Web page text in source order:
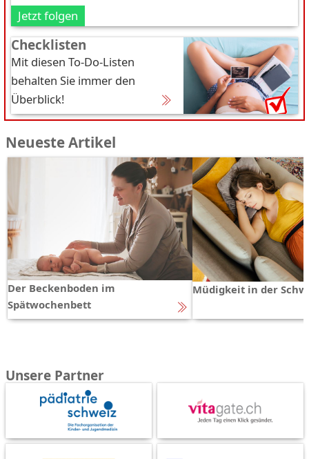
Jetzt folgen
Checklisten
Mit diesen To-Do-Listen
behalten Sie immer den
Überblick!
Neueste Artikel
Der Beckenboden im
Spätwochenbett
Müdigkeit in der
Unsere Partner